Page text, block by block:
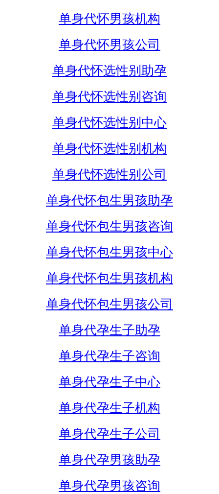
单身代怀男孩机构
单身代怀男孩公司
单身代怀选性别助孕
单身代怀选性别咨询
单身代怀选性别中心
单身代怀选性别机构
单身代怀选性别公司
单身代怀包生男孩助孕
单身代怀包生男孩咨询
单身代怀包生男孩中心
单身代怀包生男孩机构
单身代怀包生男孩公司
单身代孕生子助孕
单身代孕生子咨询
单身代孕生子中心
单身代孕生子机构
单身代孕生子公司
单身代孕男孩助孕
单身代孕男孩咨询